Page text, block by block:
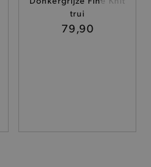
trui
79,90